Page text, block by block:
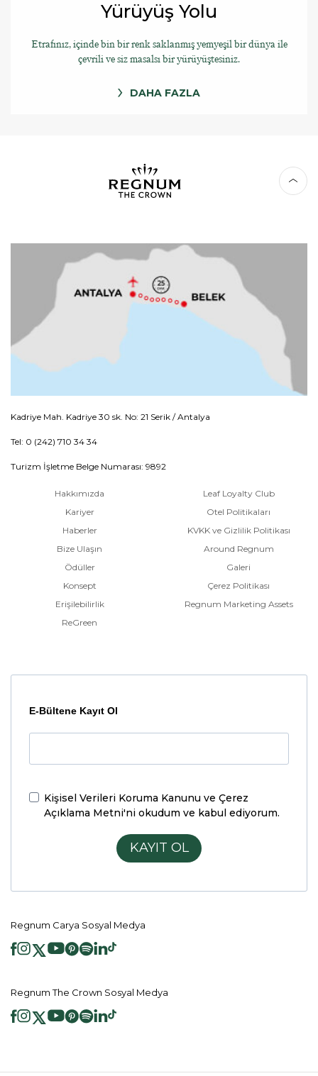
Yürüyüş Yolu
Etrafınız, içinde bin bir renk saklanmış yemyeşil bir dünya ile
çevrili ve siz masalsı bir yürüyüştesiniz.
DAHA FAZLA
Kadriye Mah. Kadriye 30 sk. No: 21 Serik / Antalya
Tel: 0 (242) 710 34 34
Turizm İşletme Belge Numarası: 9892
Hakkımızda
Kariyer
Haberler
Bize Ulaşın
Ödüller
Konsept
Erişilebilirlik
ReGreen
Leaf Loyalty Club
Otel Politikaları
KVKK ve Gizlilik Politikası
Around Regnum
Galeri
Çerez Politikası
Regnum Marketing Assets
E-Bültene Kayıt Ol
Kişisel Verileri Koruma Kanunu ve Çerez
Açıklama Metni'ni okudum ve kabul ediyorum.
KAYIT OL
Regnum Carya Sosyal Medya
Regnum The Crown Sosyal Medya